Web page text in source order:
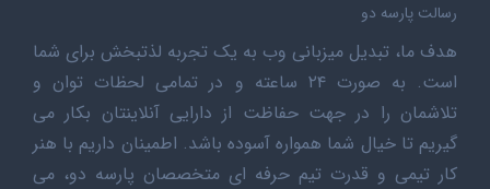
رسالت پارسه دو
هدف ما، تبدیل میزبانی وب به یک تجربه لذتبخش برای شما
است. به صورت ۲۴ ساعته و در تمامی لحظات توان و
تلاشمان را در جهت حفاظت از دارایی آنلاینتان بکار می
گیریم تا خیال شما همواره آسوده باشد. اطمینان داریم با هنر
کار تیمی و قدرت تیم حرفه ای متخصصان پارسه دو، می